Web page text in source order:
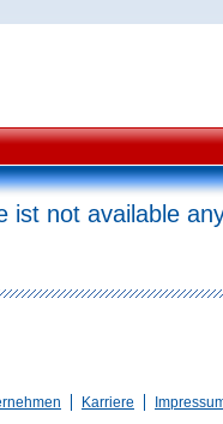
ist not available
Karriere